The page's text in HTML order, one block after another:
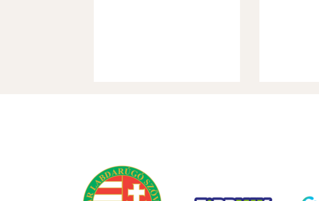
Rajt: Szent Mihály - Videoton
17 órától ÉLŐ
építi a